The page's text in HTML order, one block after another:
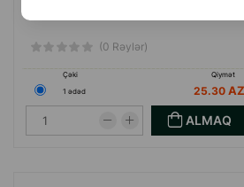
(0 Rəylər)
Çəki Qiymət
1 ədəd
25.30
ALMAQ